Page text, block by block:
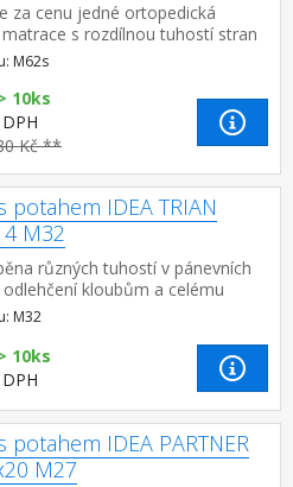
za cenu jedné ortopedická
s rozdílnou tuhostí stran
masážní profilace – 7 zón
pro uv...
M62s
10ks
Kč **
potahem IDEA TRIAN
M32
různých tuhostí v pánevních
kloubům a celému
aparátu 7zónová anatomická
přináší velmi ...
M32
10ks
potahem IDEA PARTNER
M27